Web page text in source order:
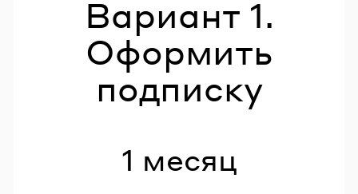
Вариант 1.
Оформить
подписку
1 месяц